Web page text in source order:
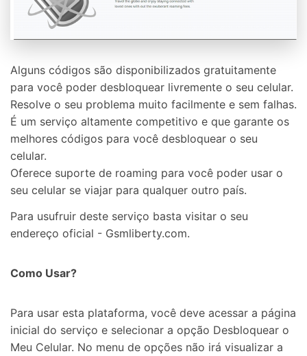
Alguns códigos são disponibilizados gratuitamente
para você poder desbloquear livremente o seu celular.
Resolve o seu problema muito facilmente e sem falhas.
É um serviço altamente competitivo e que garante os
melhores códigos para você desbloquear o seu
celular.
Oferece suporte de roaming para você poder usar o
seu celular se viajar para qualquer outro país.
Para usufruir deste serviço basta visitar o seu
endereço oficial - Gsmliberty.com.
Como Usar?
Para usar esta plataforma, você deve acessar a página
inicial do serviço e selecionar a opção Desbloquear o
Meu Celular. No menu de opções não irá visualizar a